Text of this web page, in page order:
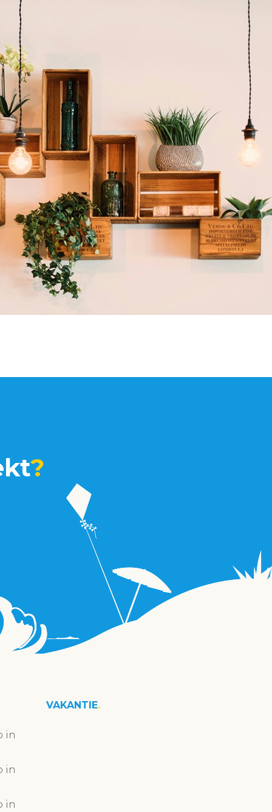
?
in
in
in
VAKANTIE